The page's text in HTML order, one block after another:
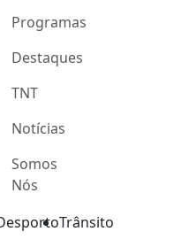
Programas
Destaques
TNT
Notícias
Somos
Nós
Trânsito